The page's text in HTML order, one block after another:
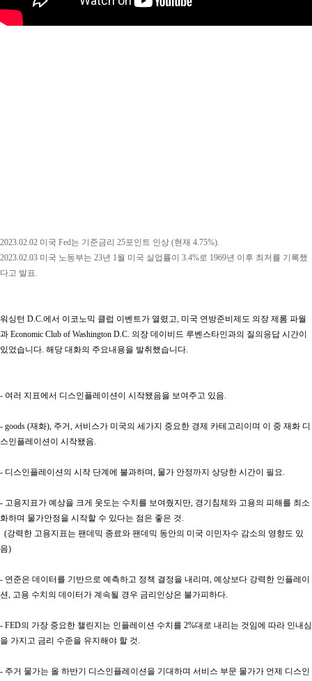
2023.02.02 미국 Fed는 기준금리 25포인트 인상 (현재 4.75%).
2023.02.03 미국 노동부는 23년 1월 미국 실업률이 3.4%로 1969년 이후 최저를 기록했
다고 발표.
워싱턴 D.C.에서 이코노믹 클럽 이벤트가 열렸고, 미국 연방준비제도 의장 제롬 파월
과 Economic Club of Washington D.C. 의장 데이비드 루벤스타인과의 질의응답 시간이
있었습니다. 해당 대화의 주요내용을 발취했습니다.
- 여러 지표에서 디스인플레이션이 시작됐음을 보여주고 있음.
- goods (재화), 주거, 서비스가 미국의 세가지 중요한 경제 카테고리이며 이 중 재화 디
스인플레이션이 시작됐음.
- 디스인플레이션의 시작 단계에 불과하며, 물가 안정까지 상당한 시간이 필요.
- 고용지표가 예상을 크게 웃도는 수치를 보여줬지만, 경기침체와 고용의 피해를 최소
화하며 물가안정을 시작할 수 있다는 점은 좋은 것.
(강력한 고용지표는 팬데믹 종료와 팬데믹 동안의 미국 이민자수 감소의 영향도 있
음)
- 연준은 데이터를 기반으로 예측하고 정책 결정을 내리며, 예상보다 강력한 인플레이
션, 고용 수치의 데이터가 계속될 경우 금리인상은 불가피하다.
- FED의 가장 중요한 챌린지는 인플레이션 수치를 2%대로 내리는 것임에 따라 인내심
을 가지고 금리 수준을 유지해야 할 것.
- 주거 물가는 올 하반기 디스인플레이션을 기대하며 서비스 부문 물가가 언제 디스인